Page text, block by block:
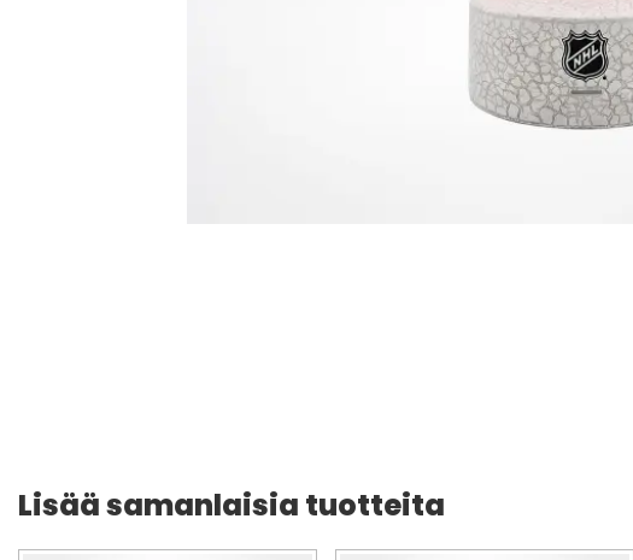
Lisää samanlaisia tuotteita